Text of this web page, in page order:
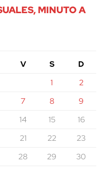
MINUTO A
V S
D
1
2
7 8
9
14 15
16
21 22
23
28 29
30